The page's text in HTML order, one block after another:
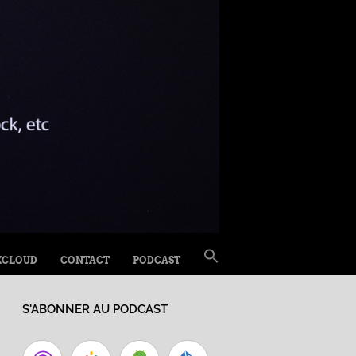
CONTACT PODCAST
FOR:
Search Button
S'ABONNER AU PODCAST